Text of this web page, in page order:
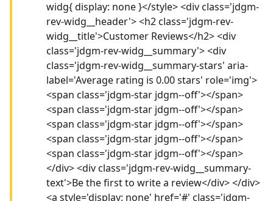
widg{ display: none }</style> <div class='jdgm-
rev-widg__header'> <h2 class='jdgm-rev-
widg__title'>Customer Reviews</h2> <div
class='jdgm-rev-widg__summary'> <div
class='jdgm-rev-widg__summary-stars' aria-
label='Average rating is 0.00 stars' role='img'>
<span class='jdgm-star jdgm--off'></span>
<span class='jdgm-star jdgm--off'></span>
<span class='jdgm-star jdgm--off'></span>
<span class='jdgm-star jdgm--off'></span>
<span class='jdgm-star jdgm--off'></span>
</div> <div class='jdgm-rev-widg__summary-
text'>Be the first to write a review</div> </div>
<a style='display: none' href='#' class='jdgm-